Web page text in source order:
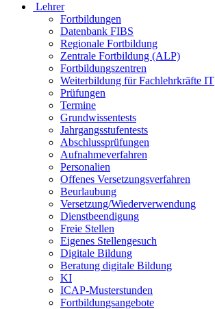
Lehrer
Fortbildungen
Datenbank FIBS
Regionale Fortbildung
Zentrale Fortbildung (ALP)
Fortbildungszentren
Weiterbildung für Fachlehrkräfte IT
Prüfungen
Termine
Grundwissentests
Jahrgangsstufentests
Abschlussprüfungen
Aufnahmeverfahren
Personalien
Offenes Versetzungsverfahren
Beurlaubung
Versetzung/Wiederverwendung
Dienstbeendigung
Freie Stellen
Eigenes Stellengesuch
Digitale Bildung
Beratung digitale Bildung
KI
ICAP-Musterstunden
Fortbildungsangebote